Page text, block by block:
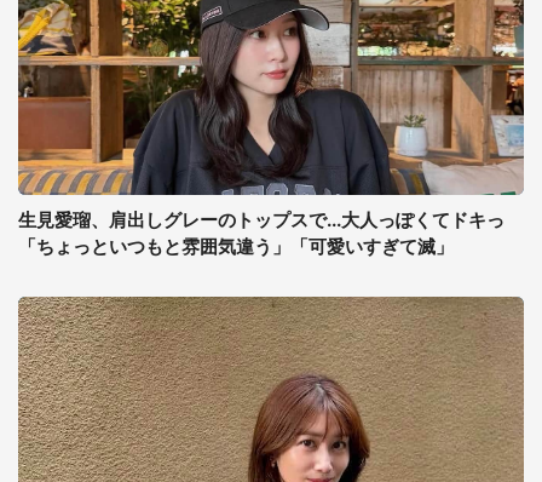
生見愛瑠、肩出しグレーのトップスで...大人っぽくてドキっ
「ちょっといつもと雰囲気違う」「可愛いすぎて滅」